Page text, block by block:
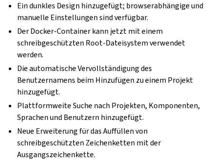
Ein dunkles Design hinzugefügt; browserabhängige und
manuelle Einstellungen sind verfügbar.
Der Docker-Container kann jetzt mit einem
schreibgeschützten Root-Dateisystem verwendet
werden.
Die automatische Vervollständigung des
Benutzernamens beim Hinzufügen zu einem Projekt
hinzugefügt.
Plattformweite Suche nach Projekten, Komponenten,
Sprachen und Benutzern hinzugefügt.
Neue Erweiterung für das Auffüllen von
schreibgeschützten Zeichenketten mit der
Ausgangszeichenkette.